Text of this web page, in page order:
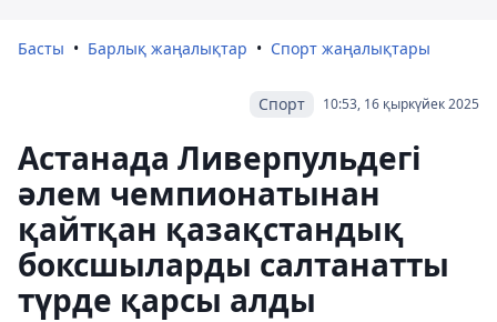
Басты Барлық жаңалықтар Спорт жаңалықтары
10:53, 16 қыркүйек 2025
Спорт
Астанада Ливерпульдегі
әлем чемпионатынан
қайтқан қазақстандық
боксшыларды салтанатты
түрде қарсы алды